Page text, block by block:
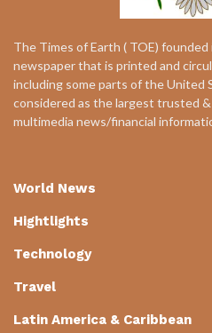
The Times of Earth ( TOE) founded
newspaper that is printed and
including some parts of the United
considered as the largest trusted
multimedia news/financial
World News
Hightlights
Technology
Travel
Latin America & Caribbean